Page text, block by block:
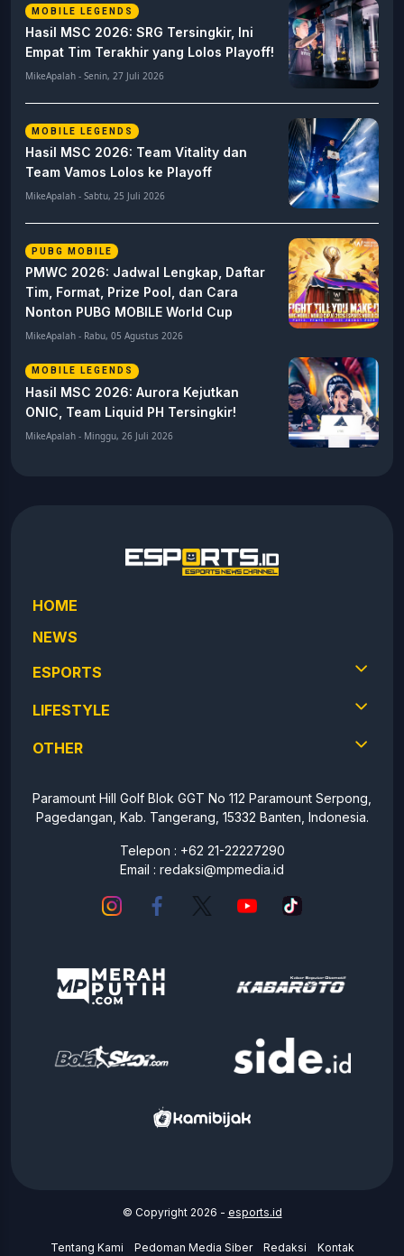
MOBILE LEGENDS
Hasil MSC 2026: SRG Tersingkir, Ini
Empat Tim Terakhir yang Lolos Playoff!
MikeApalah - Senin, 27 Juli 2026
MOBILE LEGENDS
Hasil MSC 2026: Team Vitality dan
Team Vamos Lolos ke Playoff
MikeApalah - Sabtu, 25 Juli 2026
PUBG MOBILE
PMWC 2026: Jadwal Lengkap, Daftar
Tim, Format, Prize Pool, dan Cara
Nonton PUBG MOBILE World Cup
MikeApalah - Rabu, 05 Agustus 2026
MOBILE LEGENDS
Hasil MSC 2026: Aurora Kejutkan
ONIC, Team Liquid PH Tersingkir!
MikeApalah - Minggu, 26 Juli 2026
HOME
NEWS
ESPORTS
LIFESTYLE
OTHER
Paramount Hill Golf Blok GGT No 112 Paramount Serpong,
Pagedangan, Kab. Tangerang, 15332 Banten, Indonesia.
Telepon : +62 21-22227290
Email : redaksi@mpmedia.id
© Copyright 2026 - esports.id
Tentang Kami Pedoman Media Siber Redaksi Kontak